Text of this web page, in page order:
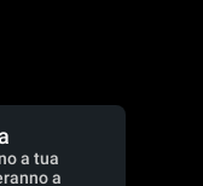
a tua
a